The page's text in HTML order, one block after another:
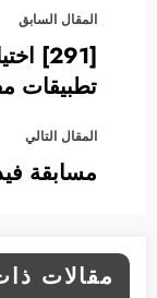
المقال السابق
[291]
تطبيقات
المقال التالي
مسابقة
مقالات